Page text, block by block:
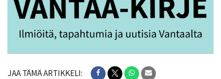
JAA TÄMÄ ARTIKKELI: